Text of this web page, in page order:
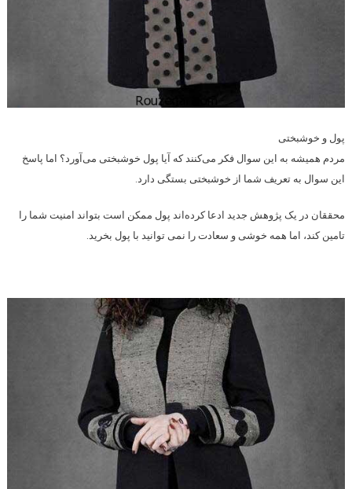
پول و خوشبختی
مردم همیشه به این سوال فکر می‌کنند که آیا پول خوشبختی می‌آورد؟ اما پاسخ
این سوال به تعریف شما از خوشبختی بستگی دارد.
محققان در یک پژوهش جدید ادعا کرده‌اند پول ممکن است بتواند امنیت شما را
تامین کند، اما همه خوشی و سعادت را نمی توانید با پول بخرید.